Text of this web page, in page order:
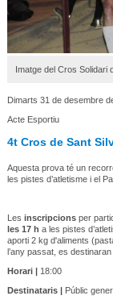
Imatge del Cros Solidari
Dimarts 31 de desembre
Acte Esportiu
4t Cros de Sant
Aquesta prova té un
les pistes d’atletisme i el
Les inscripcionsper
les 17 h a les pistes
aporti 2 kg d'aliments
l’any passat, es
Horari |18:00
Destinataris |Públic